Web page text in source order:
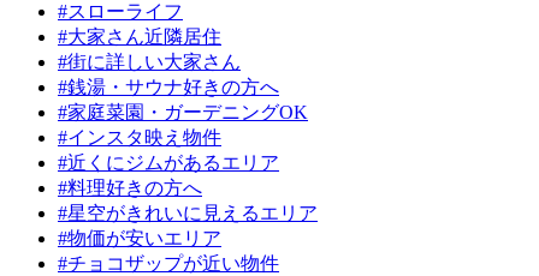
#スローライフ
#大家さん近隣居住
#街に詳しい大家さん
#銭湯・サウナ好きの方へ
#家庭菜園・ガーデニングOK
#インスタ映え物件
#近くにジムがあるエリア
#料理好きの方へ
#星空がきれいに見えるエリア
#物価が安いエリア
#チョコザップが近い物件